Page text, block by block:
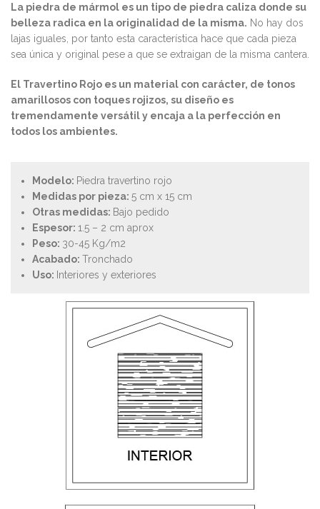
La piedra de mármol es un tipo de piedra caliza donde su
belleza radica en la originalidad de la misma. No hay dos
lajas iguales, por tanto esta característica hace que cada pieza
sea única y original pese a que se extraigan de la misma cantera.
El Travertino Rojo es un material con carácter, de tonos
amarillosos con toques rojizos, su diseño es
tremendamente versátil y encaja a la perfección en
todos los ambientes.
Modelo: Piedra travertino rojo
Medidas por pieza:5 cm x 15 cm
Otras medidas: Bajo pedido
Espesor:1.5 – 2 cm aprox
Peso: 30-45 Kg/m2
Acabado:Tronchado
Uso: Interiores y exteriores